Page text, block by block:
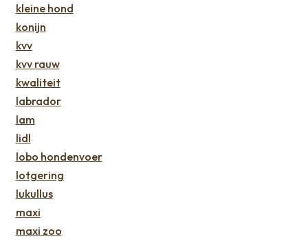
kleine hond
konijn
kvv
kvv rauw
kwaliteit
labrador
lam
lidl
lobo hondenvoer
lotgering
lukullus
maxi
maxi zoo